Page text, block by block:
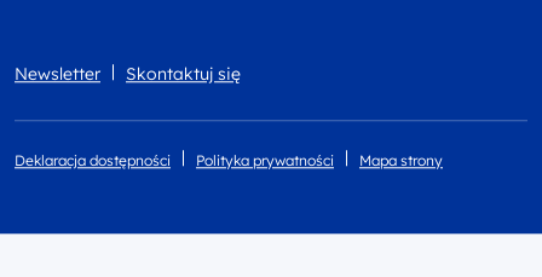
Newsletter Skontaktuj się
Deklaracja dostępności Polityka prywatności Mapa strony